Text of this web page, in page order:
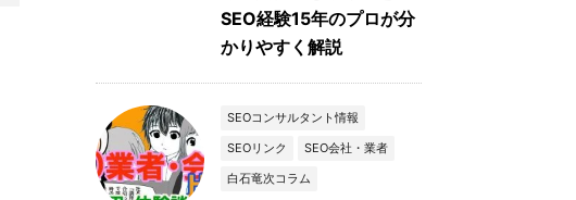
SEO経験15年のプロが分
かりやすく解説
SEOコンサルタント情報
SEOリンク
SEO会社・業者
白石竜次コラム